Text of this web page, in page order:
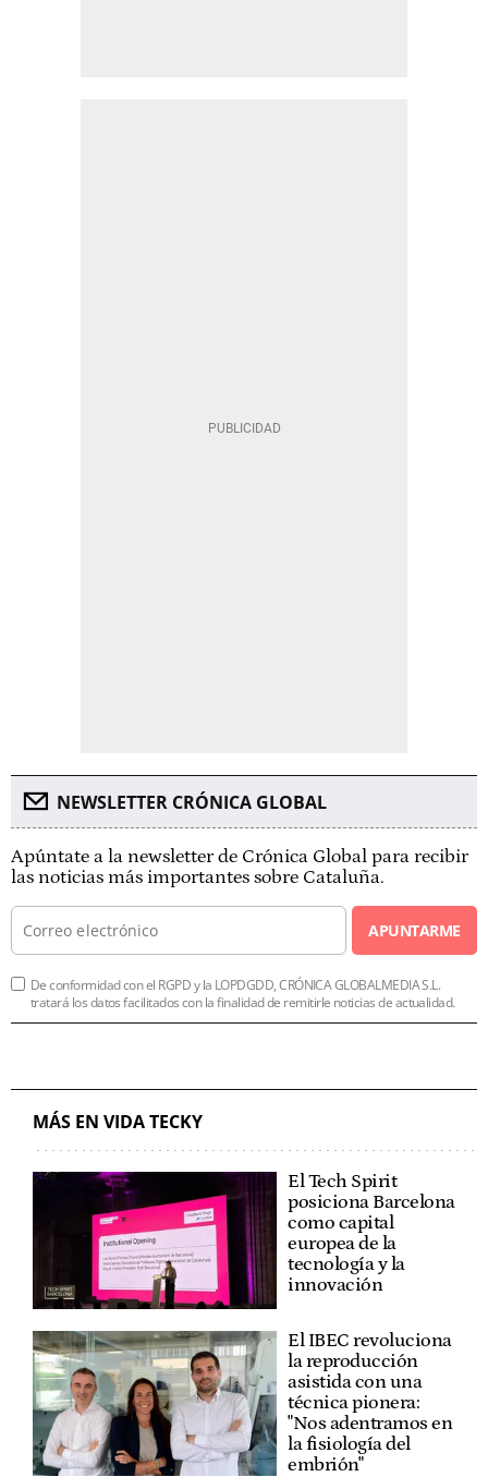
NEWSLETTER CRÓNICA GLOBAL
Apúntate a la newsletter de Crónica Global para recibir
las noticias más importantes sobre Cataluña.
APUNTARME
De conformidad con el RGPD y la LOPDGDD, CRÓNICA GLOBALMEDIA S.L.
tratará los datos facilitados con la finalidad de remitirle noticias de actualidad.
MÁS EN VIDA TECKY
El Tech Spirit
posiciona Barcelona
como capital
europea de la
tecnología y la
innovación
El IBEC revoluciona
la reproducción
asistida con una
técnica pionera:
"Nos adentramos en
la fisiología del
embrión"